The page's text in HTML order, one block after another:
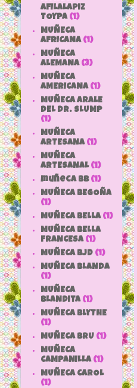
AFILALAPIZ
TOYPA (1)
MUÑECA
AFRICANA (1)
MUÑECA
ALEMANA (3)
MUÑECA
AMERICANA (1)
MUÑECA ARALE
DEL DR. SLUMP
(1)
MUÑECA
ARTESANA (1)
MUÑECA
ARTESANAL (1)
muñeca bb (1)
MUÑECA BEGOÑA
(1)
MUÑECA BELLA (1)
MUÑECA BELLA
FRANCESA (1)
MUÑECA BJD (1)
MUÑECA BLANDA
(1)
MUÑECA
BLANDITA (1)
MUÑECA BLYTHE
(1)
MUÑECA BRU (1)
MUÑECA
CAMPANILLA (1)
MUÑECA CAROL
(1)